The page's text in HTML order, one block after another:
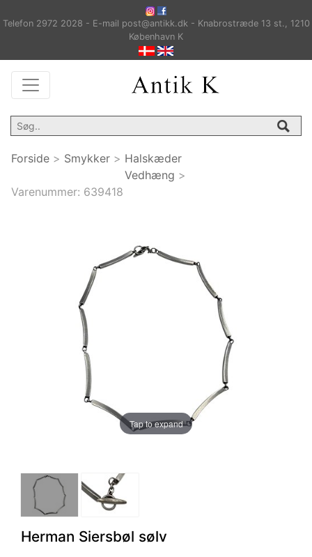
Telefon 2972 2028 - E-mail post@antikk.dk - Knabrostræde 13 st., 1210
København K
Forside > Smykker > Halskæder
Vedhæng >
Varenummer: 639418
Tap to expand
Herman Siersbøl sølv